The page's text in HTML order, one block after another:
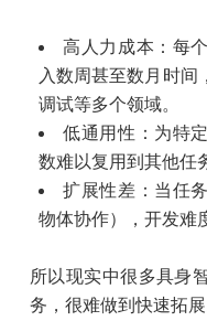
高人力成本：每
入数周甚至数月时间
调试等多个领域。
低通用性：为特
数难以复用到其他任
扩展性差：当任
物体协作），开发难
所以现实中很多具身
务，很难做到快速拓展